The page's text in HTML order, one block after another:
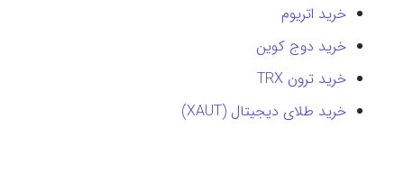
خرید اتریوم
خرید دوج کوین
خرید ترون TRX
خرید طلای دیجیتال (XAUT)